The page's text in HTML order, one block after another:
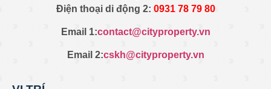
Điện thoại di động 2: 0931 78 79 80
Email 1:contact@cityproperty.vn
Email 2:cskh@cityproperty.vn